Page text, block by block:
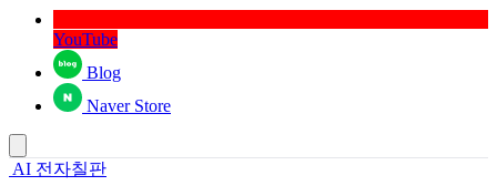
YouTube
Blog
Naver Store
AI 전자칠판